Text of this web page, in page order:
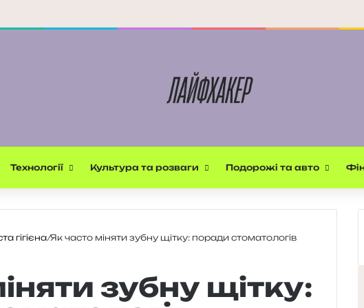
Технології Культура та розваги Подорожі та авто
гігієна/Як часто міняти зубну щітку: поради стоматологів
зубну щітку: